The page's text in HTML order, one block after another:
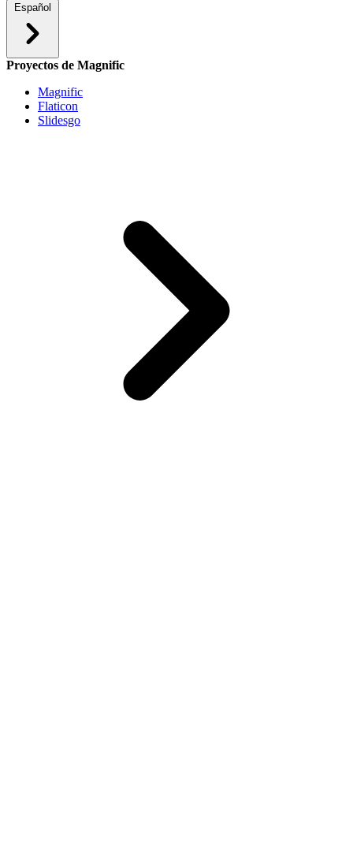
Español
Proyectos de Magnific
Magnific
Flaticon
Slidesgo